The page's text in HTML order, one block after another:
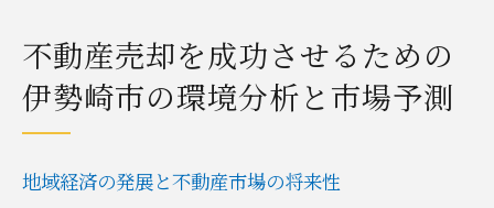
不動産売却を成功させるための
伊勢崎市の環境分析と市場予測
地域経済の発展と不動産市場の将来性